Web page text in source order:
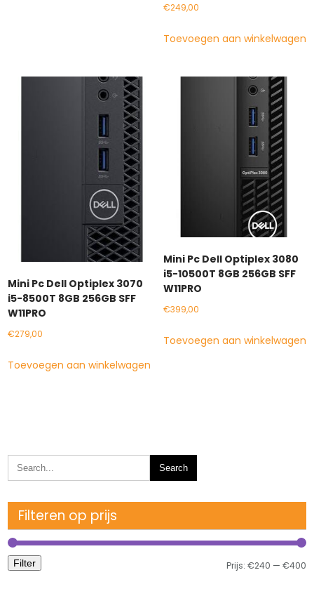
€249,00
Toevoegen aan winkelwagen
Mini Pc Dell Optiplex 3070
i5-8500T 8GB 256GB SFF
W11PRO
€279,00
Toevoegen aan winkelwagen
Mini Pc Dell Optiplex 3080
i5-10500T 8GB 256GB SFF
W11PRO
€399,00
Toevoegen aan winkelwagen
Filteren op prijs
Filter Prijs: €240 — €400